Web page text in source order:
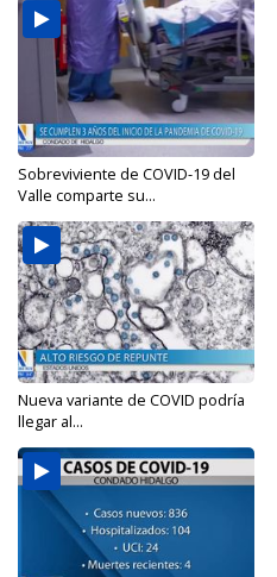
Sobreviviente de COVID-19 del
Valle comparte su...
Nueva variante de COVID podría
llegar al...